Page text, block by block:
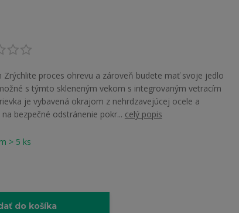
Zrýchlite proces ohrevu a zároveň budete mať svoje jedlo
s týmto skleneným vekom s integrovaným vetracím
je vybavená okrajom z nehrdzavejúcej ocele a
bezpečné odstránenie pokr... celý popis
> 5 ks
do košíka